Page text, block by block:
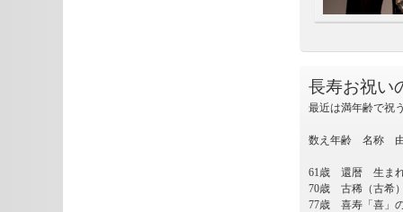
長寿お祝
最近は満年齢で祝
数え年齢 名称
61歳 還暦 生まれ
70歳 古稀（古希
77歳 喜寿「喜」